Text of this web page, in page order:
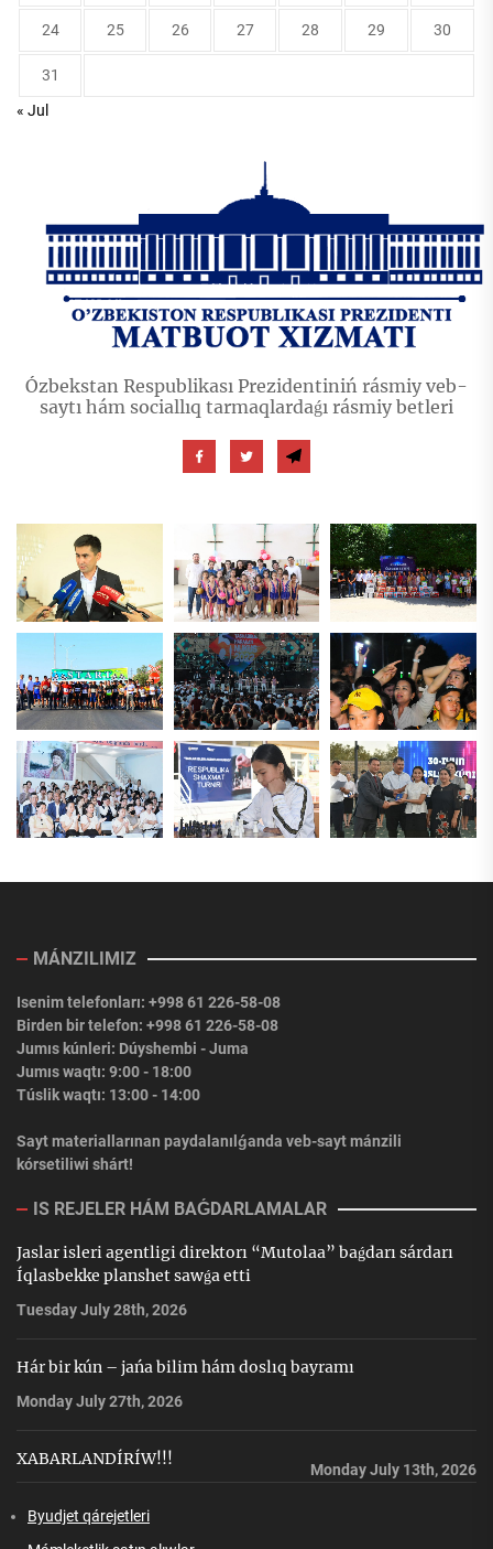
24 25 26 27 28 29 30
31
« Jul
Ózbekstan Respublikası Prezidentiniń rásmiy veb-
saytı hám sociallıq tarmaqlardaǵı rásmiy betleri
MÁNZILIMIZ
Isenim telefonları: +998 61 226-58-08
Birden bir telefon: +998 61 226-58-08
Jumıs kúnleri: Dúyshembi - Juma
Jumıs waqtı: 9:00 - 18:00
Túslik waqtı: 13:00 - 14:00
Sayt materiallarınan paydalanılǵanda veb-sayt mánzili
kórsetiliwi shárt!
IS REJELER HÁM BAǴDARLAMALAR
Jaslar isleri agentligi direktorı “Mutolaa” baǵdarı sárdarı
Íqlasbekke planshet sawǵa etti
Tuesday July 28th, 2026
Hár bir kún – jańa bilim hám doslıq bayramı
Monday July 27th, 2026
XABARLANDÍRÍW!!!
Monday July 13th, 2026
Byudjet qárejetleri